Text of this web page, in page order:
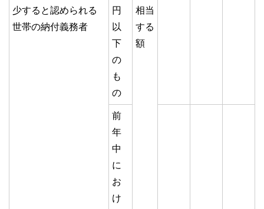
少すると認められる
世帯の納付義務者
相当
する
額
円
以
下
の
も
の
前
年
中
に
お
け